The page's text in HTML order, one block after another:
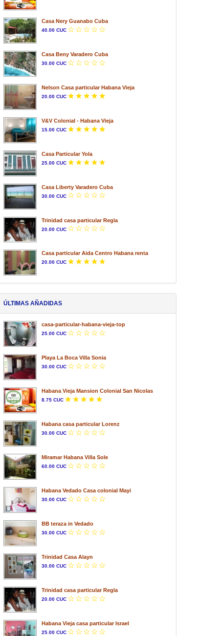
Casa Nery Guanabo Cuba
40.00 CUC
Casa Beny Varadero Cuba
30.00 CUC
Nelson Casa particular Habana Vieja
20.00 CUC
V&V Colonial - Habana Vieja
15.00 CUC
Casa Particular Yola
25.00 CUC
Casa Liberty Varadero Cuba
30.00 CUC
Trinidad casa particular Regla
20.00 CUC
Casa particular Aida Centro Habana renta
20.00 CUC
ÚLTIMAS AÑADIDAS
casa-particular-habana-vieja-top
25.00 CUC
Playa La Boca Villa Sonia
30.00 CUC
Habana Vieja Mansion Colonial San Nicolas
8.75 CUC
Habana casa particular Lorenz
30.00 CUC
Miramar Habana Villa Sole
60.00 CUC
Habana Vedado Casa colonial Mayi
30.00 CUC
BB teraza in Vedado
30.00 CUC
Trinidad Casa Alayn
30.00 CUC
Trinidad casa particular Regla
20.00 CUC
Habana Vieja casa particular Israel
25.00 CUC